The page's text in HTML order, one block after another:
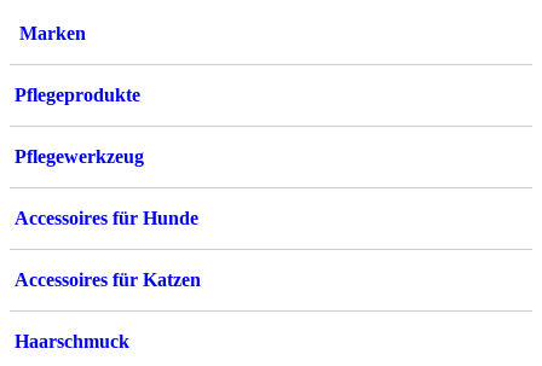
auf
gewählt
Marken
Pflegeprodukte
Pflegewerkzeug
Accessoires für Hunde
Accessoires für Katzen
Haarschmuck